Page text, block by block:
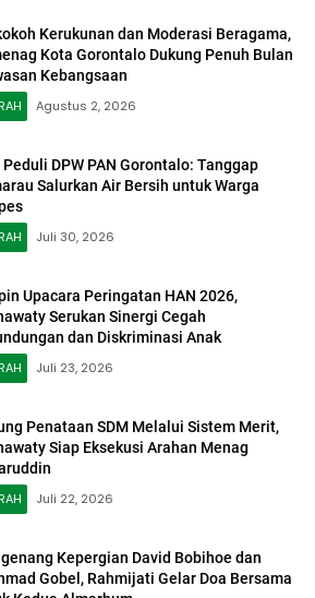
Kerukunan dan Moderasi Beragama,
Kota Gorontalo Dukung Penuh Bulan
Kebangsaan
Agustus 2, 2026
Peduli DPW PAN Gorontalo: Tanggap
Salurkan Air Bersih untuk Warga
Juli 30, 2026
Upacara Peringatan HAN 2026,
Serukan Sinergi Cegah
dan Diskriminasi Anak
Juli 23, 2026
Penataan SDM Melalui Sistem Merit,
Siap Eksekusi Arahan Menag
Juli 22, 2026
Kepergian David Bobihoe dan
Gobel, Rahmijati Gelar Doa Bersama